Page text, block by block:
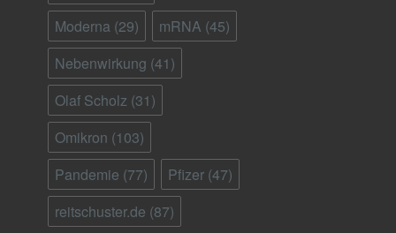
Moderna (29) mRNA (45)
Nebenwirkung (41)
Olaf Scholz (31)
Omikron (103)
Pandemie (77) Pfizer (47)
reitschuster.de (87)